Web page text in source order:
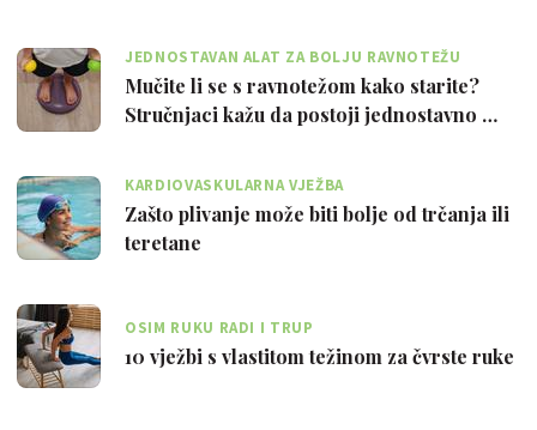
JEDNOSTAVAN ALAT ZA BOLJU RAVNOTEŽU
Mučite li se s ravnotežom kako starite?
Stručnjaci kažu da postoji jednostavno …
KARDIOVASKULARNA VJEŽBA
Zašto plivanje može biti bolje od trčanja ili
teretane
OSIM RUKU RADI I TRUP
10 vježbi s vlastitom težinom za čvrste ruke